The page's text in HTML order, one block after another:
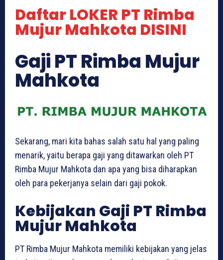
Daftar LOKER PT Rimba
Mujur Mahkota DISINI
Gaji PT Rimba Mujur
Mahkota
Sekarang, mari kita bahas salah satu hal yang paling
menarik, yaitu berapa gaji yang ditawarkan oleh PT
Rimba Mujur Mahkota dan apa yang bisa diharapkan
oleh para pekerjanya selain dari gaji pokok.
Kebijakan Gaji PT Rimba
Mujur Mahkota
PT Rimba Mujur Mahkota memiliki kebijakan yang jelas